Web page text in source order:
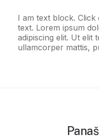
I am text block.
text. Lorem ipsum
adipiscing elit. Ut elit
ullamcorper mattis,